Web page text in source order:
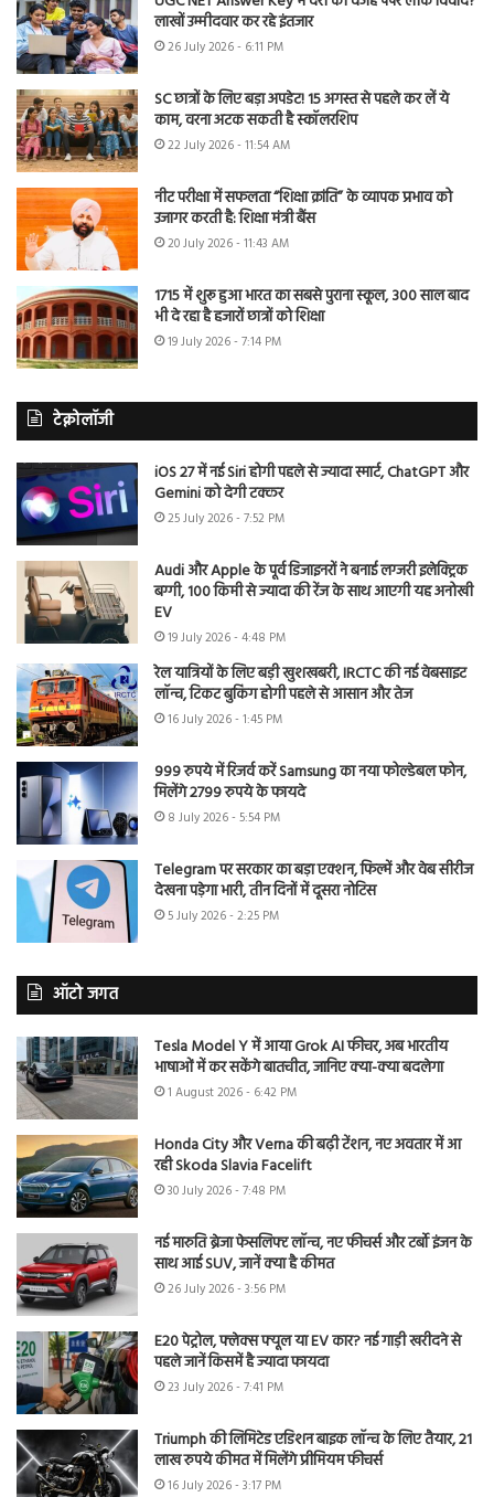
लाखों उम्मीदवार कर रहे इंतजार
26 July 2026 - 6:11 PM
SC छात्रों के लिए बड़ा अपडेट! 15 अगस्त से पहले कर लें ये
काम, वरना अटक सकती है स्कॉलरशिप
22 July 2026 - 11:54 AM
नीट परीक्षा में सफलता “शिक्षा क्रांति” के व्यापक प्रभाव को
उजागर करती है: शिक्षा मंत्री बैंस
20 July 2026 - 11:43 AM
1715 में शुरू हुआ भारत का सबसे पुराना स्कूल, 300 साल बाद
भी दे रहा है हजारों छात्रों को शिक्षा
19 July 2026 - 7:14 PM
टेक्नोलॉजी
iOS 27 में नई Siri होगी पहले से ज्यादा स्मार्ट, ChatGPT और
Gemini को देगी टक्कर
25 July 2026 - 7:52 PM
Audi और Apple के पूर्व डिजाइनरों ने बनाई लग्जरी इलेक्ट्रिक
बग्गी, 100 किमी से ज्यादा की रेंज के साथ आएगी यह अनोखी
EV
19 July 2026 - 4:48 PM
रेल यात्रियों के लिए बड़ी खुशखबरी, IRCTC की नई वेबसाइट
लॉन्च, टिकट बुकिंग होगी पहले से आसान और तेज
16 July 2026 - 1:45 PM
999 रुपये में रिजर्व करें Samsung का नया फोल्डेबल फोन,
मिलेंगे 2799 रुपये के फायदे
8 July 2026 - 5:54 PM
Telegram पर सरकार का बड़ा एक्शन, फिल्में और वेब सीरीज
देखना पड़ेगा भारी, तीन दिनों में दूसरा नोटिस
5 July 2026 - 2:25 PM
ऑटो जगत
Tesla Model Y में आया Grok AI फीचर, अब भारतीय
भाषाओं में कर सकेंगे बातचीत, जानिए क्या-क्या बदलेगा
1 August 2026 - 6:42 PM
Honda City और Verna की बढ़ी टेंशन, नए अवतार में आ
रही Skoda Slavia Facelift
30 July 2026 - 7:48 PM
नई मारुति ब्रेजा फेसलिफ्ट लॉन्च, नए फीचर्स और टर्बो इंजन के
साथ आई SUV, जानें क्या है कीमत
26 July 2026 - 3:56 PM
E20 पेट्रोल, फ्लेक्स फ्यूल या EV कार? नई गाड़ी खरीदने से
पहले जानें किसमें है ज्यादा फायदा
23 July 2026 - 7:41 PM
Triumph की लिमिटेड एडिशन बाइक लॉन्च के लिए तैयार, 21
लाख रुपये कीमत में मिलेंगे प्रीमियम फीचर्स
16 July 2026 - 3:17 PM